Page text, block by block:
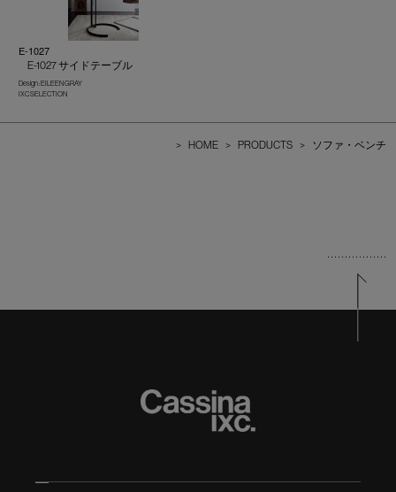
E-1027
E-1027 サイドテーブル
Design : EILEEN GRAY
IXC SELECTION
> HOME > PRODUCTS > ソファ・ベンチ